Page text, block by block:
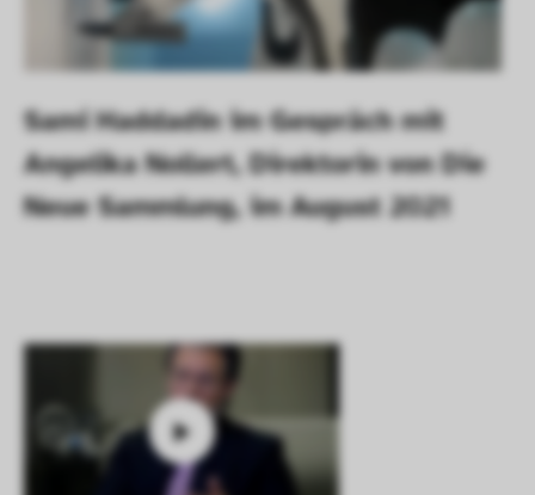
Sami Haddadin im Gespräch mit
Angelika Nollert, Direktorin von Die